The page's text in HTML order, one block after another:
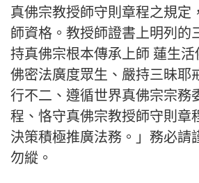
真佛宗教授師守則章程之規定
師資格。教授師證書上明列的
持真佛宗根本傳承上師 蓮生
佛密法廣度眾生、嚴持三昧耶
行不二、遵循世界真佛宗宗務
程、恪守真佛宗教授師守則章
決策積極推廣法務。」務必請
勿縱。